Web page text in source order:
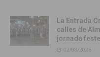
La Entrada
calles de
jornada
02/08/2026